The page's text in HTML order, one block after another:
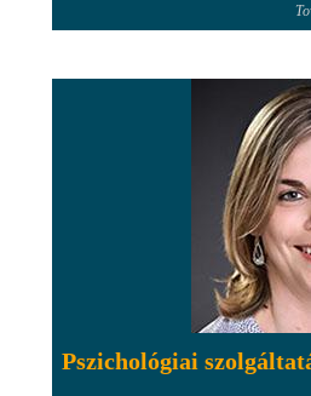
Pszichológiai